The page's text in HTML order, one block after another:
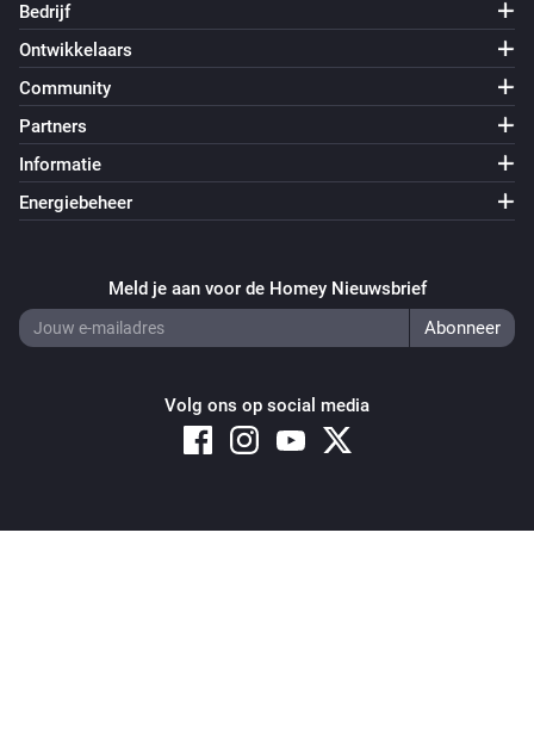
Bedrijf
Ontwikkelaars
Community
Partners
Informatie
Energiebeheer
Meld je aan voor de Homey Nieuwsbrief
Volg ons op social media